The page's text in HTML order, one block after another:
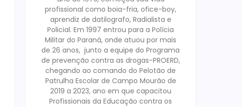
profissional como boia-fria, ofice-boy,
aprendiz de datilografo, Radialista e
Policial. Em 1997 entrou para a Polícia
Militar do Paraná, onde atuou por mais
de 26 anos, junto a equipe do Programa
de prevenção contra as drogas-PROERD,
chegando ao comando do Pelotão de
Patrulha Escolar de Campo Mourão de
2019 a 2023, ano em que capacitou
Profissionais da Educação contra os